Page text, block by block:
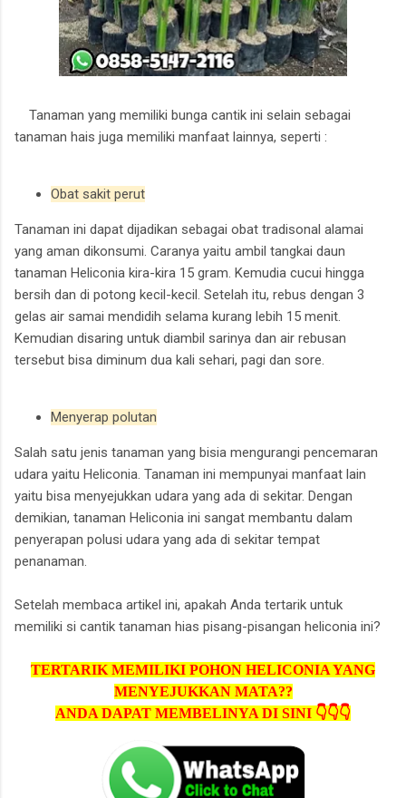
Tanaman yang memiliki bunga cantik ini selain sebagai
tanaman hais juga memiliki manfaat lainnya, seperti :
Obat sakit perut
Tanaman ini dapat dijadikan sebagai obat tradisonal alamai
yang aman dikonsumi. Caranya yaitu ambil tangkai daun
tanaman Heliconia kira-kira 15 gram. Kemudia cucui hingga
bersih dan di potong kecil-kecil. Setelah itu, rebus dengan 3
gelas air samai mendidih selama kurang lebih 15 menit.
Kemudian disaring untuk diambil sarinya dan air rebusan
tersebut bisa diminum dua kali sehari, pagi dan sore.
Menyerap polutan
Salah satu jenis tanaman yang bisia mengurangi pencemaran
udara yaitu Heliconia. Tanaman ini mempunyai manfaat lain
yaitu bisa menyejukkan udara yang ada di sekitar. Dengan
demikian, tanaman Heliconia ini sangat membantu dalam
penyerapan polusi udara yang ada di sekitar tempat
penanaman.
Setelah membaca artikel ini, apakah Anda tertarik untuk
memiliki si cantik tanaman hias pisang-pisangan heliconia ini?
TERTARIK MEMILIKI POHON HELICONIA YANG
MENYEJUKKAN MATA??
ANDA DAPAT MEMBELINYA DI SINI 👇👇👇